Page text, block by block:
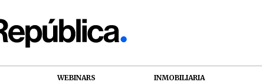
WEBINARS INMOBILIARIA